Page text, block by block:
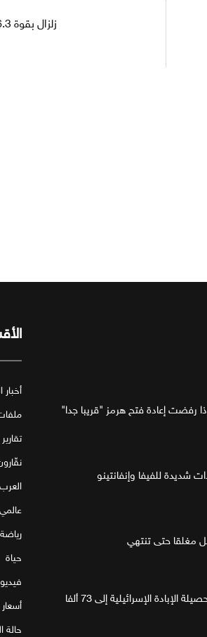
زلزال بقوة 6.3 درجة يضرب الفلبين
رفضت إعادة فتح هرمز "قريبا جدا"
شديدة للفيفا وإنفانتينو
حتى تنتهي
غزة.. مقتل 4 فلسطينيين يرفع حصيلة الإبادة الإسرائيلية إلى 73 ألفا
أخبار
العرب
عالمي
رياضة
حياة
فيديو